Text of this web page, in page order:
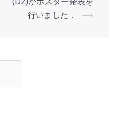
行いました．
⟶